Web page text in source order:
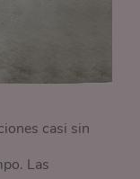
casi sin
Las